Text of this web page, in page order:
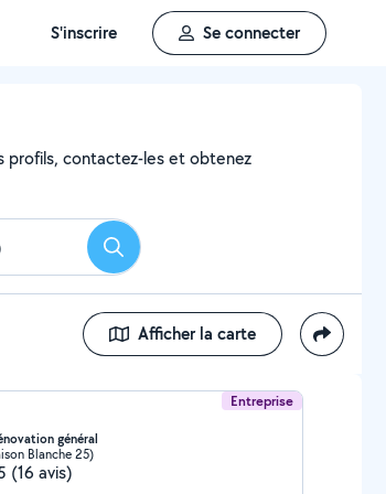
S'inscrire Se connecter
profils, contactez-les et obtenez
Rechercher
Afficher la carte
Entreprise
général
Blanche 25)
(16 avis)